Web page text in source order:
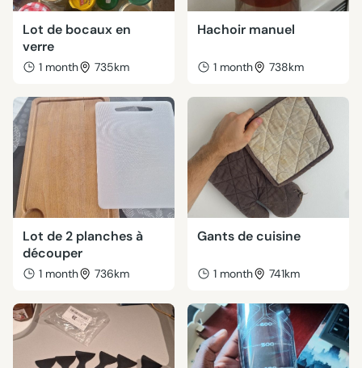
Lot de bocaux en
verre
1 month 735km
Hachoir manuel
1 month 738km
Lot de 2 planches à
découper
1 month 736km
Gants de cuisine
1 month 741km